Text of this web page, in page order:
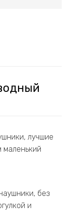
лучшие
без
и